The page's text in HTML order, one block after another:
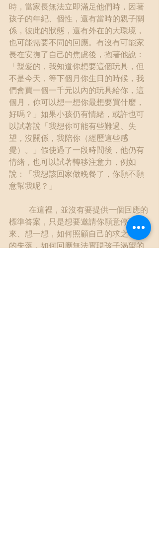
時，當家長無法立即滿足他們時，因著
孩子的年紀、個性，還有當時的親子關
係，彼此的狀態，還有外在的大環境，
也可能需要不同的回應。有沒有可能家
長在安撫了自己的焦慮後，抱著他說：
「親愛的，我知道你想要這個玩具，但
不是今天，等下個月你生日的時候，我
們會買一個一千元以內的玩具給你，這
個月，你可以想一想你最想要買什麼，
好嗎？」如果小孩仍有情緒，或許也可
以試著說「我想你可能有些難過、失
望，沒關係，我陪你（經歷這些感
覺）。」假使過了一段時間後，他仍有
情緒，也可以試著轉移注意力，例如
說：「我想該回家做晚餐了，你願不願
意幫我呢？」
標準答案，只是想要邀請你願意停下
來、想一想，如何照顧自己的求之不得
的失落，如何回應無法實現孩子渴望的